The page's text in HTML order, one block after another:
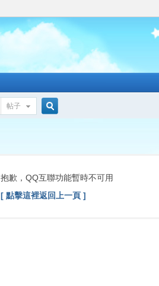
帖子
索
抱歉，QQ互聯功能暫時不可用
[ 點擊這裡返回上一頁 ]